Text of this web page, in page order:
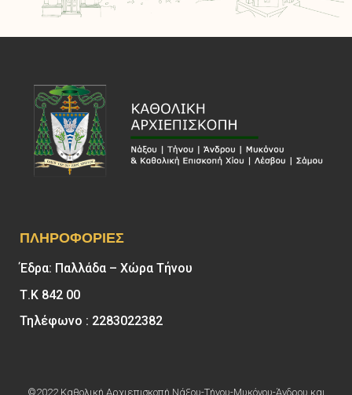
ΠΛΗΡΟΦΟΡΊΕΣ
Έδρα: Παλλάδα – Χώρα Τήνου
Τ.Κ 842 00
Τηλέφωνο : 2283022382
©2022 Καθολική Αρχιεπισκοπή Νάξου-Τήνου-Μυκόνου-Άνδρου και